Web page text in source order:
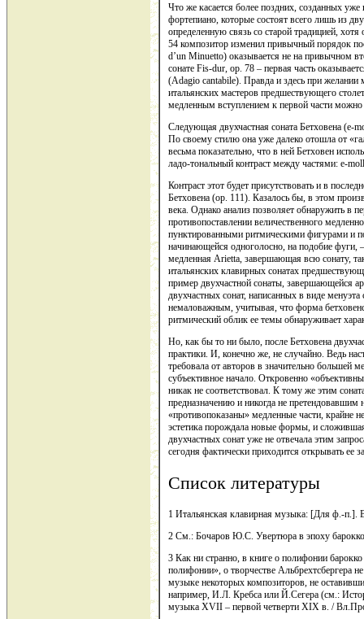
Что же касается более поздних, созданных
фортепиано, которые состоят всего лишь из
определенную связь со старой традицией,
54 композитор изменил привычный порядок
d’un Minuetto) оказывается не на привычном
сонате Fis-dur, op. 78 – первая часть
(Adagio cantabile). Правда и здесь при желании
итальянских мастеров предшествующего
медленным вступлением к первой части
Следующая двухчастная соната Бетховена (e-
По своему стилю она уже далеко отошла от
весьма показательно, что в ней Бетховен
ладо-тональный контраст между частями: e-
Контраст этот будет присутствовать и в
Бетховена (ор. 111). Казалось бы, в этом
века. Однако анализ позволяет обнаружить в
противопоставлении величественного
пунктированными ритмическими фигурами и
начинающейся одноголосно, на подобие
медленная Arietta, завершающая всю сонату,
итальянских клавирных сонатах
пример двухчастной сонаты, завершающейся
двухчастных сонат, написанных в виде
немаловажным, учитывая, что форма
ритмический облик ее темы обнаруживает
Но, как бы то ни было, после Бетховена
практики. И, конечно же, не случайно. Ведь
требовала от авторов в значительно большей
субъективное начало. Откровенно
никак не соответствовал. К тому же этим
предназначению и никогда не
«противопоказаны» медленные части, крайне
эстетика порождала новые формы, и
двухчастных сонат уже не отвечала этим
сегодня фактически приходится открывать ее
Список литературы
1 Итальянская клавирная музыка: [Для ф.-
2 См.: Бочаров Ю.С. Увертюра в эпоху
3 Как ни странно, в книге о полифонии
полифонии», о творчестве Альбрехтсбергера
музыке некоторых композиторов, не
например, И.Л. Кребса или Й.Сегера (см.:
музыка XVII – первой четверти XIX в. /